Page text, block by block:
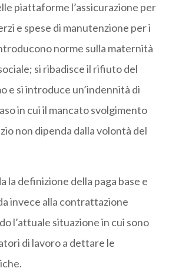
piattaforme l’assicurazione per
e spese di manutenzione per i
norme sulla maternità
si ribadisce il rifiuto del
e si introduce un’indennità di
in cui il mancato svolgimento
non dipenda dalla volontà del
la definizione della paga base e
invece alla contrattazione
l’attuale situazione in cui sono
di lavoro a dettare le